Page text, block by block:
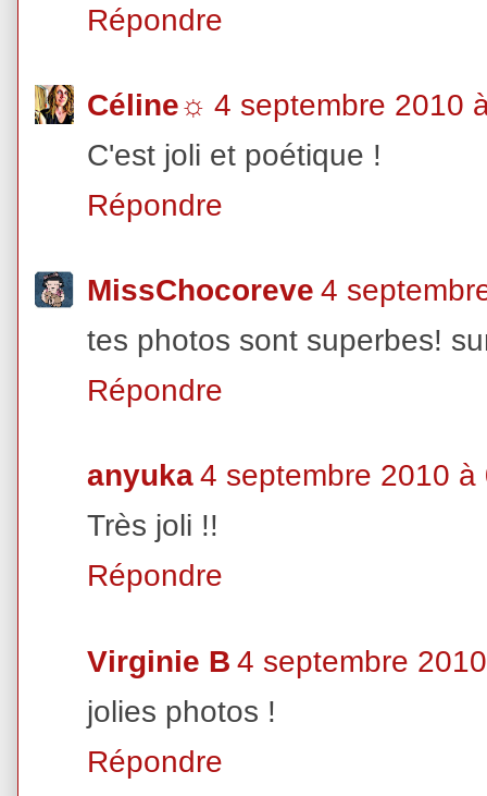
Répondre
Céline☼ 4 septembre 2010
C'est joli et poétique !
Répondre
MissChocoreve 4
tes photos sont superbes!
Répondre
anyuka4 septembre 2010 à
Très joli !!
Répondre
Virginie B 4 septembre
jolies photos !
Répondre